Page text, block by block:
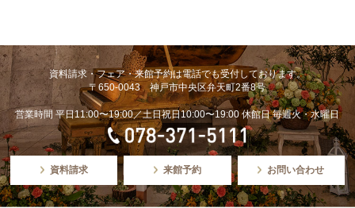
資料請求・フェア・来館予約は電話でも受付しております。
〒650-0043 神戸市中央区弁天町2番8号
営業時間 平日11:00〜19:00／土日祝日10:00〜19:00 休館日 毎週火・水曜日
資料請求 来館予約 お問い合わせ